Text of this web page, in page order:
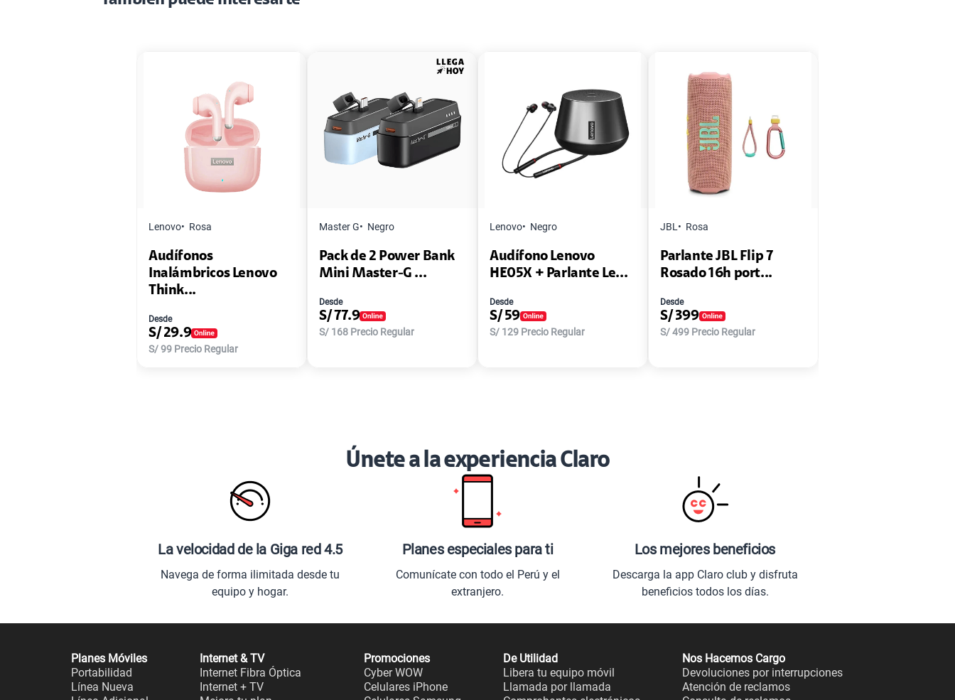
Lenovo Rosa
Audífonos
Inalámbricos Lenovo
Think...
Desde
S/ 29.9
S/99 Precio Regular
Master G Negro
Pack de 2 Power Bank
Mini Master-G ...
Desde
S/77.9
S/ 168 Precio Regular
Lenovo Negro
Audífono Lenovo
HE05X + Parlante Le...
Desde
S/ 59
S/ 129 Precio Regular
JBL Rosa
Parlante JBL Flip 7
Rosado 16h port...
Desde
S/ 399
S/499 Precio Regular
Únete a la experiencia Claro
La velocidad de la Giga red 4.5
Navega de forma ilimitada desde tu
equipo y hogar.
Planes especiales para ti
Comunícate con todo el Perú y el
extranjero.
Los mejores beneficios
Descarga la app Claro club y disfruta
beneficios todos los días.
Planes Móviles
Portabilidad
Línea Nueva
Internet & TV
Internet Fibra Óptica
Internet + TV
Promociones
Cyber WOW
Celulares iPhone
De Utilidad
Libera tu equipo móvil
Llamada por llamada
Nos Hacemos Cargo
Devoluciones por interrupciones
Atención de reclamos